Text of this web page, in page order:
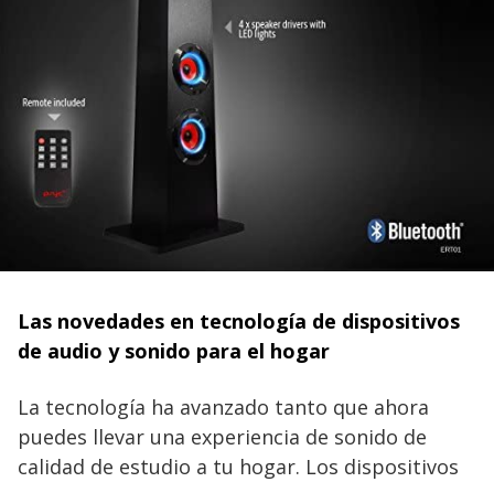
Las novedades en tecnología de dispositivos
de audio y sonido para el hogar
La tecnología ha avanzado tanto que ahora
puedes llevar una experiencia de sonido de
calidad de estudio a tu hogar. Los dispositivos